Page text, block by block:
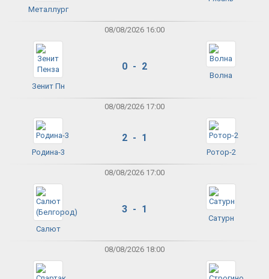
Металлург
08/08/2026 16:00
Зенит Пн
0 - 2
Волна
08/08/2026 17:00
Родина-3
2 - 1
Ротор-2
08/08/2026 17:00
Салют
3 - 1
Сатурн
08/08/2026 18:00